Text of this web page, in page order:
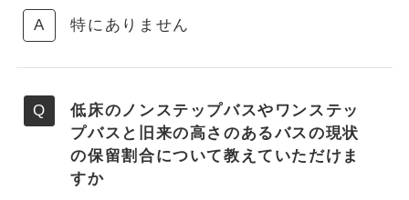
特にありません
低床のノンステップバスやワンステッ
プバスと旧来の高さのあるバスの現状
の保留割合について教えていただけま
すか